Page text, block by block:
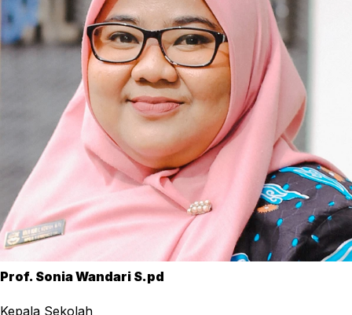
Prof. Sonia Wandari S.pd
Kepala Sekolah